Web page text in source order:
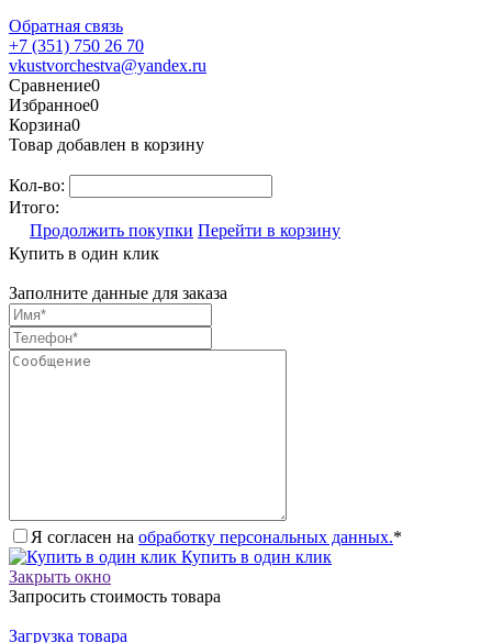
Обратная связь
+7 (351) 750 26 70
vkustvorchestva@yandex.ru
Сравнение0
Избранное0
Корзина0
Товар добавлен в корзину
Кол-во:
Итого:
Продолжить покупки Перейти в корзину
Купить в один клик
Заполните данные для заказа
Я согласен на обработку персональных данных.*
Купить в один клик
Закрыть окно
Запросить стоимость товара
Загрузка товара